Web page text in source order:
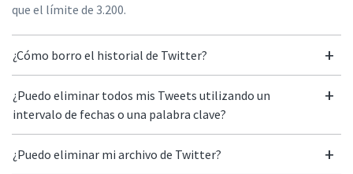
que el límite de 3.200.
¿Cómo borro el historial de Twitter?
¿Puedo eliminar todos mis Tweets utilizando un
intervalo de fechas o una palabra clave?
¿Puedo eliminar mi archivo de Twitter?